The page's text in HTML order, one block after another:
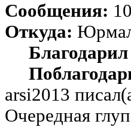
Сообщения:
Откуда:
arsi2013
Очередная